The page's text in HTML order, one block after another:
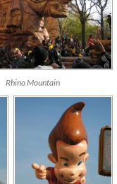
Rhino Mountain